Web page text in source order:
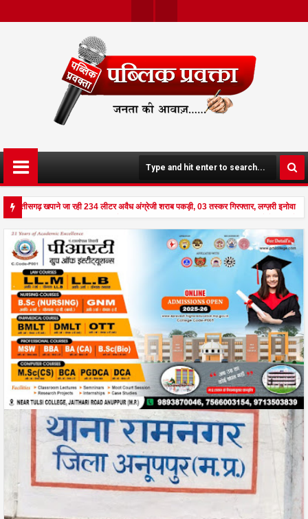
Ter
Boo
K
छत्तीसगढ़ खपाने जा रही 234 लीटर अवैध अंग्रेजी शराब पकड़ी, 03 तस्कर गिरफ्तार, लग्ज़री इनोवा
दहला अनूपपुर - घर पर किसान व नौकरानी का मिला रक्तरंजित शव, पत्नी गंभीर घायल में मेडिकल